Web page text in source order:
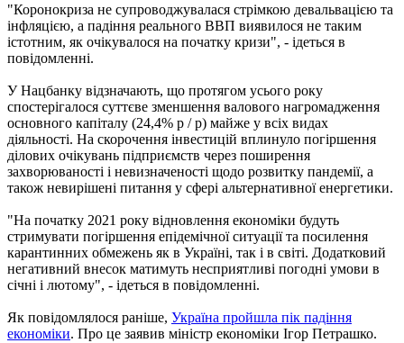
"Коронокриза не супроводжувалася стрімкою девальвацією та
інфляцією, а падіння реального ВВП виявилося не таким
істотним, як очікувалося на початку кризи", - ідеться в
повідомленні.
У Нацбанку відзначають, що протягом усього року
спостерігалося суттєве зменшення валового нагромадження
основного капіталу (24,4% р / р) майже у всіх видах
діяльності. На скорочення інвестицій вплинуло погіршення
ділових очікувань підприємств через поширення
захворюваності і невизначеності щодо розвитку пандемії, а
також невирішені питання у сфері альтернативної енергетики.
"На початку 2021 року відновлення економіки будуть
стримувати погіршення епідемічної ситуації та посилення
карантинних обмежень як в Україні, так і в світі. Додатковий
негативний внесок матимуть несприятливі погодні умови в
січні і лютому", - ідеться в повідомленні.
Як повідомлялося раніше, Україна пройшла пік падіння
економіки. Про це заявив міністр економіки Ігор Петрашко.